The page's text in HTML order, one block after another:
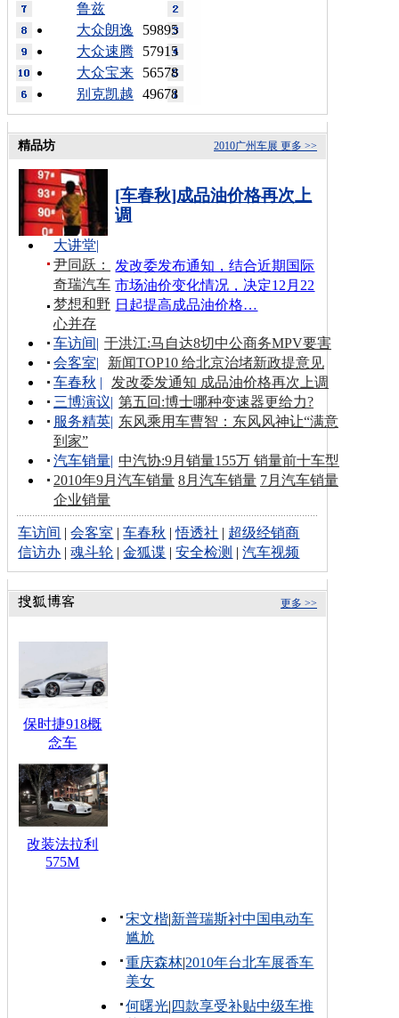
鲁兹
59895
大众朗逸
57915
大众速腾
56578
大众宝来
49678
别克凯越
更多 >>
2010广州车展
精品坊
[车春秋]成品油价格再次上
调
发改委发布通知，结合近期国际
市场油价变化情况，决定12月22
日起提高成品油价格…
大讲堂|
尹同跃：
奇瑞汽车
梦想和野
心并存
车访间| 于洪江:马自达8切中公商务MPV要害
会客室|
新闻TOP10 给北京治堵新政提意见
车春秋 |
发改委发通知 成品油价格再次上调
三博演议| 第五回:博士哪种变速器更给力?
服务精英| 东风乘用车曹智：东风风神让“满意
到家”
汽车销量| 中汽协:9月销量155万 销量前十车型
2010年9月汽车销量 8月汽车销量 7月汽车销量
企业销量
车访间 |会客室 |车春秋 |悟透社 | 超级经销商
信访办 |魂斗轮 |金狐谍 |安全检测 |汽车视频
更多 >>
保时捷918概
念车
改装法拉利
575M
宋文楷|新普瑞斯衬中国电动车
尴尬
重庆森林|2010年台北车展香车
美女
何曙光| 四款享受补贴中级车推